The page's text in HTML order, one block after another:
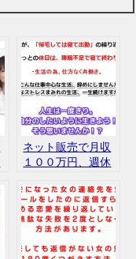
ネット販売で月収
１００万円、週休
之 高橋優太 和
田直人 せどり イ
ンフォカート 評